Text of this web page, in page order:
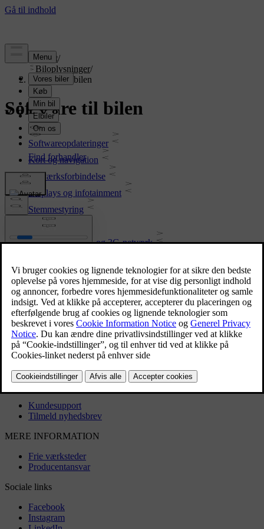
Support/
Biloplysninger/
Software til bilen
Software til bilen
Softwareopdateringer
Kort og navigation
Netværksforbindelse
Displays og infotainment
Stemmestyring
Kørselshjælp
Udfasning af 2G- og 3G-netværk